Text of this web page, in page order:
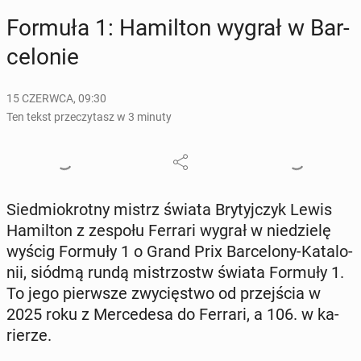
Formuła 1: Ha­mil­ton wygrał w Bar­
ce­lo­nie
15 CZERWCA, 09:30
Ten tekst przeczytasz w 3 minuty
Sied­mio­krot­ny mistrz świata Bry­tyj­czyk Lewis
Ha­mil­ton z zespołu Ferrari wygrał w nie­dzie­lę
wyścig Formuły 1 o Grand Prix Bar­ce­lo­ny-Ka­ta­lo­
nii, siódmą rundą mi­strzostw świata Formuły 1.
To jego pierw­sze zwy­cię­stwo od przej­ścia w
2025 roku z Mer­ce­de­sa do Ferrari, a 106. w ka­
rie­rze.